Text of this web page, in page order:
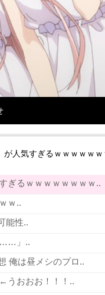
人気すぎるｗｗｗｗｗｗ
ぎるｗｗｗｗｗｗｗｗ..
ｗ..
能性..
……」..
俺は昼メシのプロ..
うおおお！！！..